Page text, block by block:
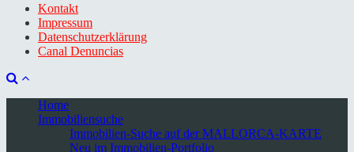
Kontakt
Impressum
Datenschutzerklärung
Canal Denuncias
Home
Immobiliensuche
Immobilien-Suche auf der MALLORCA-KARTE
Neu im Immobilien-Portfolio